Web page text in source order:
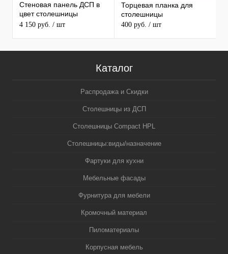
Стеновая панель ДСП в
цвет столешницы
MAERSS
4 150 руб. / шт
Торцевая планка для
столешницы
400 руб. / шт
Каталог
Распродажа и Скидки
Столешницы из ДСП
Столешницы Compact HPL
Столешницы:виды/назначение
Фартуки для кухни
Мебельные фасады
Фурнитура для мебели
Кромочный материал
Пиломатериалы
Корпусная мебель